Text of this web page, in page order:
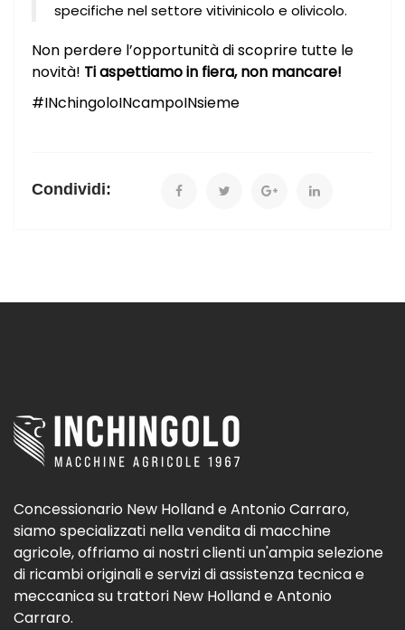
specifiche nel settore vitivinicolo e olivicolo.
Non perdere l’opportunità di scoprire tutte le
novità! Ti aspettiamo in fiera, non mancare!
#INchingoloINcampoINsieme
Condividi:
Concessionario New Holland e Antonio Carraro,
siamo specializzati nella vendita di macchine
agricole, offriamo ai nostri clienti un'ampia selezione
di ricambi originali e servizi di assistenza tecnica e
meccanica su trattori New Holland e Antonio
Carraro.